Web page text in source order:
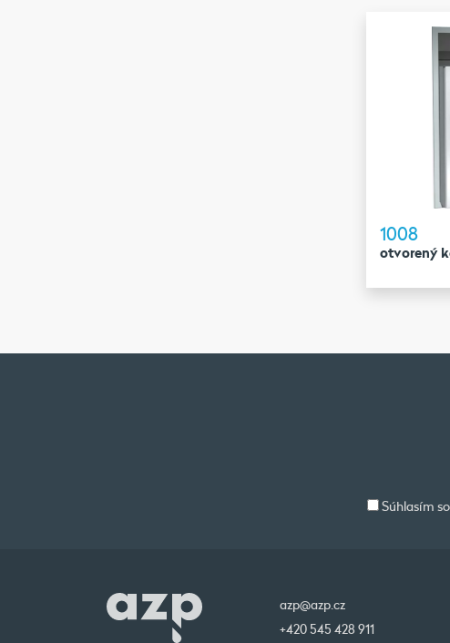
1008
otvorený
Súhlasím
azp@azp.cz
+420 545 428 911